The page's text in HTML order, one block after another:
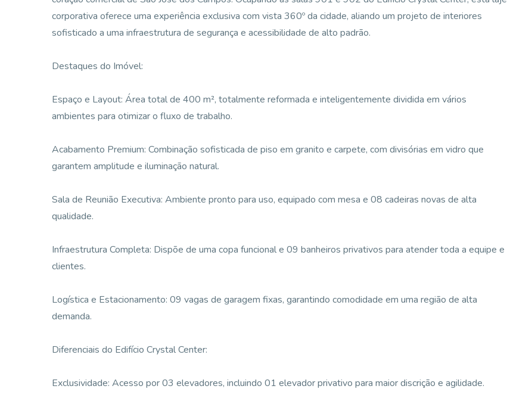
corporativa oferece uma experiência exclusiva com vista 360º da cidade, aliando um projeto de interiores
sofisticado a uma infraestrutura de segurança e acessibilidade de alto padrão.
Destaques do Imóvel:
Espaço e Layout: Área total de 400 m², totalmente reformada e inteligentemente dividida em vários
ambientes para otimizar o fluxo de trabalho.
Acabamento Premium: Combinação sofisticada de piso em granito e carpete, com divisórias em vidro que
garantem amplitude e iluminação natural.
Sala de Reunião Executiva: Ambiente pronto para uso, equipado com mesa e 08 cadeiras novas de alta
qualidade.
Infraestrutura Completa: Dispõe de uma copa funcional e 09 banheiros privativos para atender toda a equipe e
clientes.
Logística e Estacionamento: 09 vagas de garagem fixas, garantindo comodidade em uma região de alta
demanda.
Diferenciais do Edifício Crystal Center:
Exclusividade: Acesso por 03 elevadores, incluindo 01 elevador privativo para maior discrição e agilidade.